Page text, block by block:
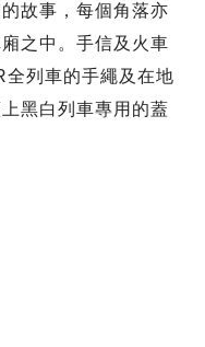
故事，每個角落亦
之中。手信及火車
列車的手繩及在地
黑白列車專用的蓋